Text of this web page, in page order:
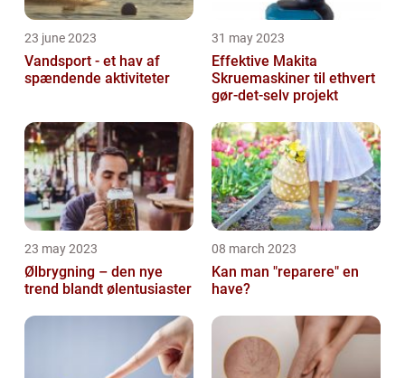
23 june 2023
Vandsport - et hav af
spændende aktiviteter
31 may 2023
Effektive Makita
Skruemaskiner til ethvert
gør-det-selv projekt
23 may 2023
Ølbrygning – den nye
trend blandt ølentusiaster
08 march 2023
Kan man "reparere" en
have?